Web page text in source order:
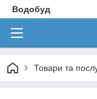
Водобуд
Товари та